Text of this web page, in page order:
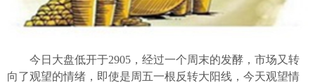
今日大盘低开于2905，经过一个周末的发酵，市场又转
向了观望的情绪，即使是周五一根反转大阳线，今天观望情